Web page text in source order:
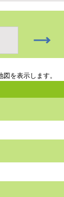
を表示します。